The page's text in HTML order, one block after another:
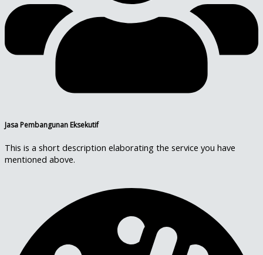
Jasa Pembangunan Eksekutif
This is a short description elaborating the service you have
mentioned above.​